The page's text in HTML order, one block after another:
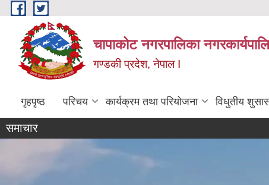
Skip to main content
चापाकोट नगरपालिका
गण्डकी प्रदेश, नेपाल I
गृहपृष्ठ परिचय कार्यक्रम तथा परियोजना विधुतीय
समाचार